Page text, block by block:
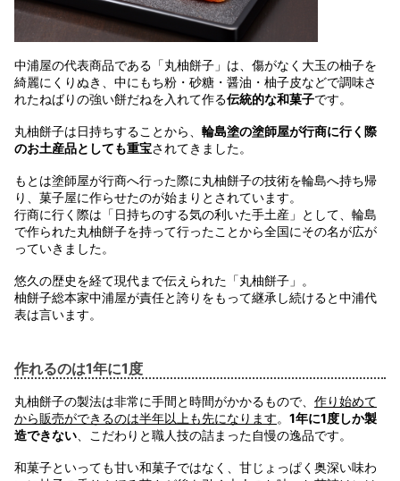
中浦屋の代表商品である「丸柚餅子」は、傷がなく大玉の柚子を
綺麗にくりぬき、中にもち粉・砂糖・醤油・柚子皮などで調味さ
れたねばりの強い餅だねを入れて作る伝統的な和菓子です。
丸柚餅子は日持ちすることから、 輪島塗の塗師屋が行商に行く際
のお土産品としても重宝されてきました。
もとは塗師屋が行商へ行った際に丸柚餅子の技術を輪島へ持ち帰
り、菓子屋に作らせたのが始まりとされています。
行商に行く際は「日持ちのする気の利いた手土産」として、輪島
で作られた丸柚餅子を持って行ったことから全国にその名が広が
っていきました。
悠久の歴史を経て現代まで伝えられた「丸柚餅子」。
柚餅子総本家中浦屋が責任と誇りをもって継承し続けると中浦代
表は言います。
作れるのは1年に1度
丸柚餅子の製法は非常に手間と時間がかかるもので、 作り始めて
から販売ができるのは半年以上も先になります。 1年に1度しか製
造できない 、こだわりと職人技の詰まった自慢の逸品です。
和菓子といっても甘い和菓子ではなく、甘じょっぱく奥深い味わ